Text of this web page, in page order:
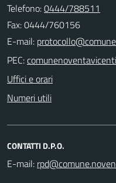
Telefono:0444/788511
Fax: 0444/760156
E-mail:
PEC:
Uffici e orari
Numeri utili
CONTATTI D.P.O.
E-mail: